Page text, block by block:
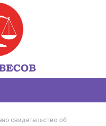
свидетельство об